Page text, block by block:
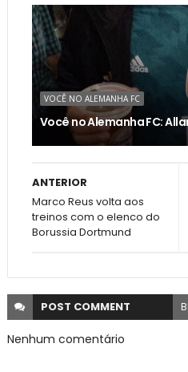
VOCÊ NO ALEMANHA FC
Você no Alemanha FC:
ANTERIOR
Marco Reus volta aos
treinos com o elenco do
Borussia Dortmund
POST COMMENT
Nenhum comentário